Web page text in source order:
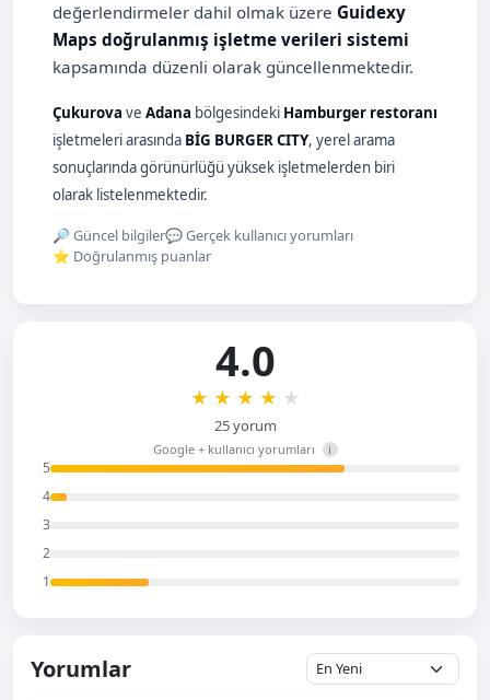
değerlendirmeler dahil olmak üzere Guidexy
Maps doğrulanmış işletme verileri sistemi
kapsamında düzenli olarak güncellenmektedir.
Çukurova ve Adana bölgesindeki Hamburger restoranı
işletmeleri arasında BİG BURGER CITY, yerel arama
sonuçlarında görünürlüğü yüksek işletmelerden biri
olarak listelenmektedir.
🔎 Güncel bilgiler💬 Gerçek kullanıcı yorumları
⭐ Doğrulanmış puanlar
5
4
3
2
1
4.0
★ ★ ★ ★ ★
25 yorum
Google + kullanıcı yorumları i
Yorumlar